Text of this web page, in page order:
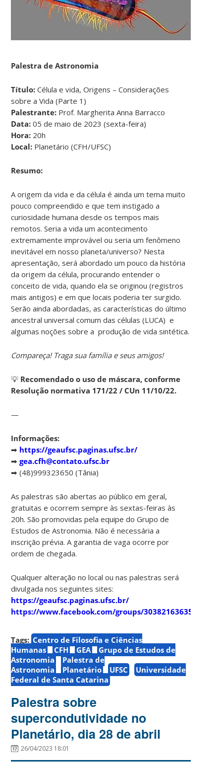
Palestra de Astronomia
Título: Célula e vida, Origens – Considerações
sobre a Vida (Parte 1)
Palestrante: Prof. Margherita Anna Barracco
Data: 05 de maio de 2023 (sexta-feira)
Hora: 20h
Local: Planetário (CFH/UFSC)
Resumo:
A origem da vida e da célula é ainda um tema muito
pouco compreendido e que tem instigado a
curiosidade humana desde os tempos mais
remotos. Seria a vida um acontecimento
extremamente improvável ou seria um fenômeno
inevitável em nosso planeta/universo? Nesta
apresentação, será abordado um pouco da história
da origem da célula, procurando entender o
conceito de vida, quando ela se originou (registros
mais antigos) e em que locais poderia ter surgido.
Serão ainda abordadas, as características do último
ancestral universal comum das células (LUCA) e
algumas noções sobre a produção de vida sintética.
Compareça! Traga sua família e seus amigos!
💡 Recomendado o uso de máscara, conforme
Resolução normativa 171/22 / CUn 11/10/22.
—
Informações:
➡ https://geaufsc.paginas.ufsc.br/
➡gea.cfh@contato.ufsc.br
➡ (48)999323650 (Tânia)
As palestras são abertas ao público em geral,
gratuitas e ocorrem sempre às sextas-feiras às
20h. São promovidas pela equipe do Grupo de
Estudos de Astronomia. Não é necessária a
inscrição prévia. A garantia de vaga ocorre por
ordem de chegada.
Qualquer alteração no local ou nas palestras será
divulgada nos seguintes sites:
https://geaufsc.paginas.ufsc.br/
https://www.facebook.com/groups/303821636357910
Tags: Centro de Filosofia e Ciências
Humanas
CFH GEA
Grupo de Estudos de
Astronomia
Palestra de
Astronomia
Planetário UFSC
Universidade
Federal de Santa Catarina
Palestra sobre
supercondutividade no
Planetário, dia 28 de abril
26/04/2023 18:01